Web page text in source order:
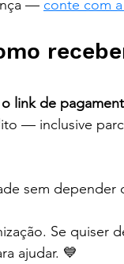
— conte com
o link de
— inclusive
sem depender
Se quiser
ajudar. 💙